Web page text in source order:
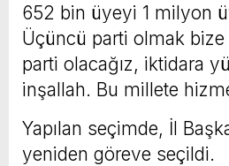
652 bin üyeyi 1 milyon
Üçüncü parti olmak bize
parti olacağız, iktidara
inşallah. Bu millete
Yapılan seçimde, İl
yeniden göreve seçildi.